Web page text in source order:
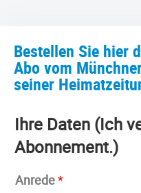
Bestellen Sie hier
Abo vom
seiner
Ihre Daten (Ich
Abonnement.)
Anrede*